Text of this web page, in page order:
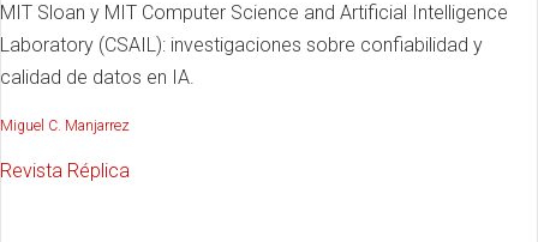
MIT Sloan y MIT Computer Science and Artificial Intelligence
Laboratory (CSAIL): investigaciones sobre confiabilidad y
calidad de datos en IA.
Miguel C. Manjarrez
Revista Réplica